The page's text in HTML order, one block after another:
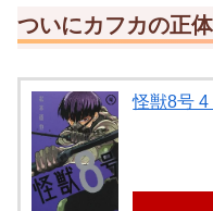
ついにカフカの正
怪獣8号